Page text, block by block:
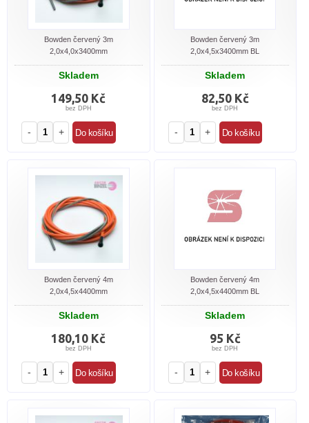
Bowden červený 3m
2,0x4,0x3400mm
Skladem
149,50 Kč
bez DPH
- +
Bowden červený 3m
2,0x4,5x3400mm BL
Skladem
82,50 Kč
bez DPH
- +
Bowden červený 4m
2,0x4,5x4400mm
Skladem
180,10 Kč
bez DPH
- +
Bowden červený 4m
2,0x4,5x4400mm BL
Skladem
95 Kč
bez DPH
- +